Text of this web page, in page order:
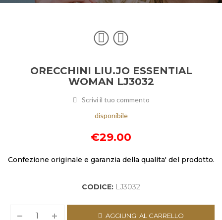
ORECCHINI LIU.JO ESSENTIAL
WOMAN LJ3032
Scrivi il tuo commento
disponibile
€29.00
Confezione originale e garanzia della qualita' del prodotto.
CODICE: LJ3032
AGGIUNGI AL CARRELLO